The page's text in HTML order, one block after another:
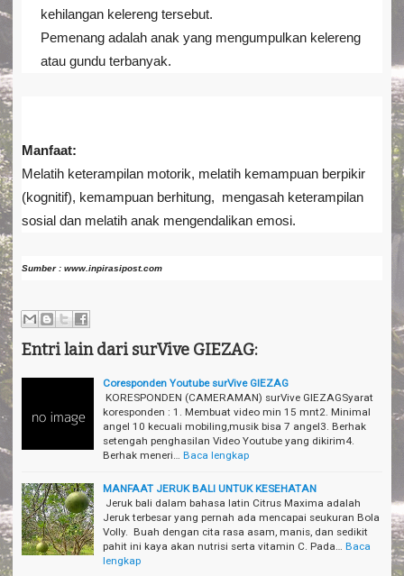
kehilangan kelereng tersebut.
Pemenang adalah anak yang mengumpulkan kelereng
atau gundu terbanyak.
Manfaat:
Melatih keterampilan motorik, melatih kemampuan berpikir
(kognitif), kemampuan berhitung, mengasah keterampilan
sosial dan melatih anak mengendalikan emosi.
Sumber : www.inpirasipost.com
Entri lain dari surVive GIEZAG:
Coresponden Youtube surVive GIEZAG
KORESPONDEN (CAMERAMAN) surVive GIEZAGSyarat
koresponden : 1. Membuat video min 15 mnt2. Minimal
angel 10 kecuali mobiling,musik bisa 7 angel3. Berhak
setengah penghasilan Video Youtube yang dikirim4.
Berhak meneri…
Baca lengkap
MANFAAT JERUK BALI UNTUK KESEHATAN
Jeruk bali dalam bahasa latin Citrus Maxima adalah
Jeruk terbesar yang pernah ada mencapai seukuran Bola
Volly. Buah dengan cita rasa asam, manis, dan sedikit
pahit ini kaya akan nutrisi serta vitamin C. Pada…
Baca
lengkap